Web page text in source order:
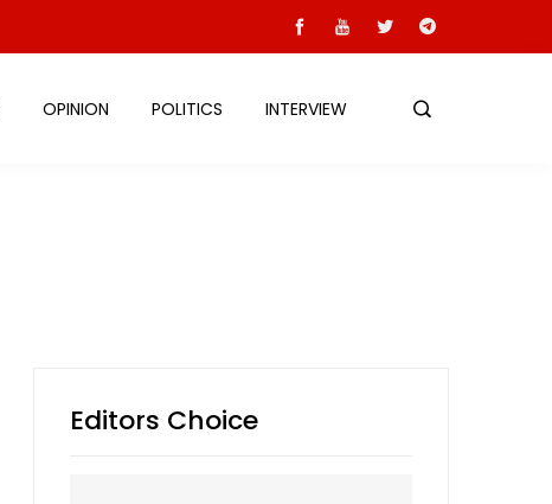
OPINION POLITICS INTERVIEW
Editors Choice